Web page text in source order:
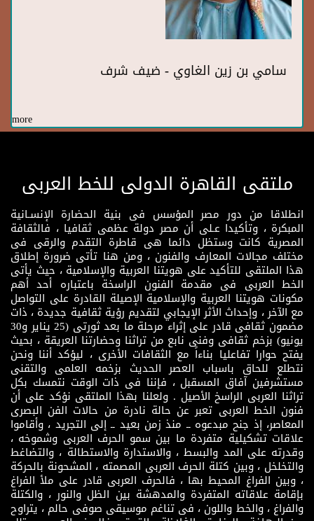
سامي بن زين الغاوي - ضيف شرف
more
ملتقى القاهرة الدولى للخط العربى
انطلاقا من دور مصر المؤسس فى بنية الحضارة الإنسـانية
المبكرة ، وتأكيدا عـلى أن مصر دولة عظمى ثقافيا ، فالثقافة
المصرية كانت وستظل دائما هى قاطرة التقدم والرقى فى
مختلف مجالات المعارف والفنون ، ومن هنا تأتى ضرورة إطلاق
هذا الملتقى للتأكيد على هويتنا العربية والإسلامية ، حيث يأتى
الخط العربى فى مقدمة الفنون الراسخة باعتباره أحد أهم
مكونات هويتنا العربية والإسلامية الإصيلة القادرة على التواصل
مع الآخر ، وإحداث الأثر الإيجابي لتقديم رؤية ثقافية جديدة ، ذات
مضمون ثقافى قادر على إثراء مرحلة ما بعد ثورتى (25 يناير و30
يونيو) بزخم ثقافى وفنى نابع من تراثنا وحضارتنا العريقة ، بحيث
يفتح حوارا تفاعليا بناءاً مع الثقافات الأخرى ، ليؤكد أننا ونحن
نتطلع للحاق باسباب العصر الحديث بزخمه العلمى والتقنى
مستشرفين آفاق المسقبل ، فإننا فى ذات الوقت نتمسك بكل
تراثنا العربى الراسخ الأصيل . ولعلنا بهذا الملتقى نؤكد على أن
فنون الخط العربى تعبر عن حالة نادرة من حالات الفن البصرى
المعاصر، إذ جنح مبدعوه ــ منذ زمن بعيد ــ إلى التجريد ، وأقاموا
علاقات تشكيلية متفردة ما بين سمو الحرف العربى وشموخه ،
وقدرته على المد والبسط ، والاستدارة والاستطالة ، والتضاغط
والتخلخل ، وبين كتلة الحرف العربى المصمته ، المشحونة بالحركة
، وبين الفراغ المحيط بها ، فالحرف العربى قادر على ملأ الفراغ
بإقامة علاقاته المتفردة والمدهشة بين الظل والنور ، والكتلة
والفراغ ، والخط واللون ، فى تناغم موسيقى صوفى حالم ، يتراوح